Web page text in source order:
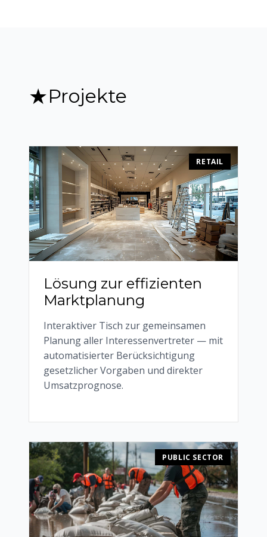
★Projekte
RETAIL
Lösung zur effizienten
Marktplanung
Interaktiver Tisch zur gemeinsamen
Planung aller Interessenvertreter — mit
automatisierter Berücksichtigung
gesetzlicher Vorgaben und direkter
Umsatzprognose.
PUBLIC SECTOR